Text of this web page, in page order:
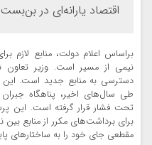
اقتصاد یارانه‌ای در
براساس اعلام دولت، منابع لازم
نیمی از مسیر است. وزیر تعاون
دسترسی به منابع جدید است.
طی سال‌های اخیر، پناهگاه
تحت فشار قرار گرفته است. این
برای برداشت‌های مکرر از منابع
مقطعی جای خود را به ساختارهای